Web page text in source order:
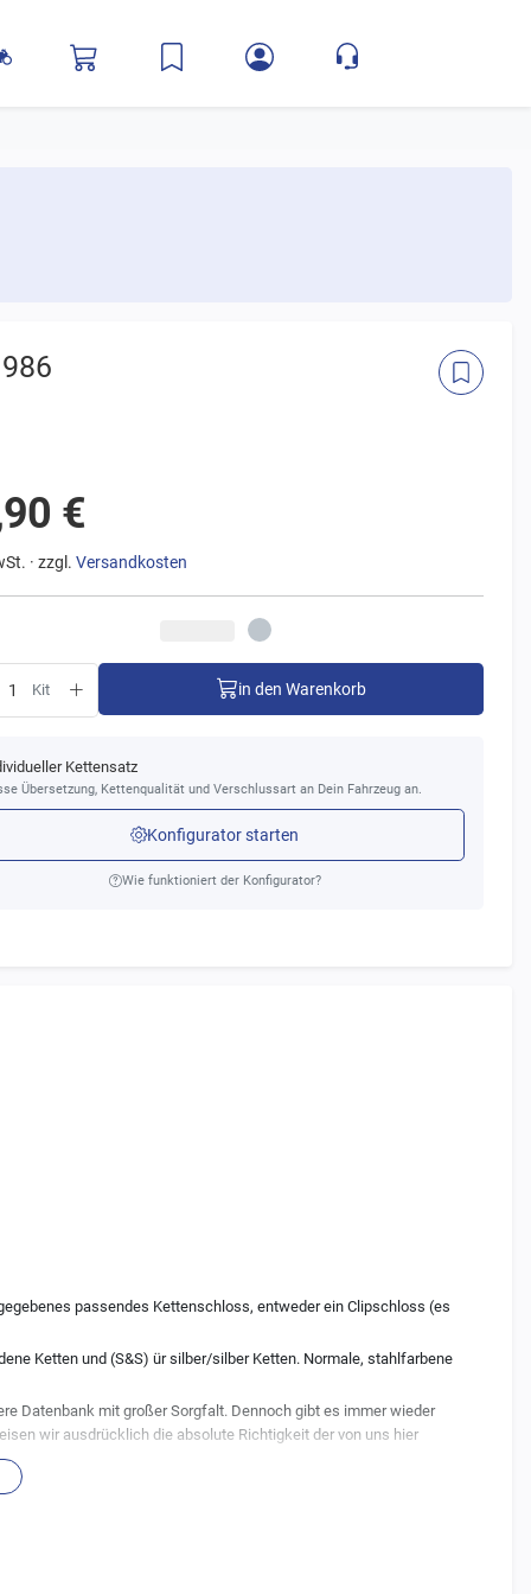
€
· zzgl. Versandkosten
Kit in den Warenkorb
Kettensatz
Übersetzung, Kettenqualität und Verschlussart an Dein Fahrzeug an.
Konfigurator starten
Wie funktioniert der Konfigurator?
passendes Kettenschloss, entweder ein Clipschloss (es
Ketten und (S&S) ür silber/silber Ketten. Normale, stahlfarbene
Datenbank mit großer Sorgfalt. Dennoch gibt es immer wieder
wir ausdrücklich die absolute Richtigkeit der von uns hier
wurden auch gerne mal undokumentierte Änderungen seitens
passen muss. Auch Änderungen der Besitzer bei älteren